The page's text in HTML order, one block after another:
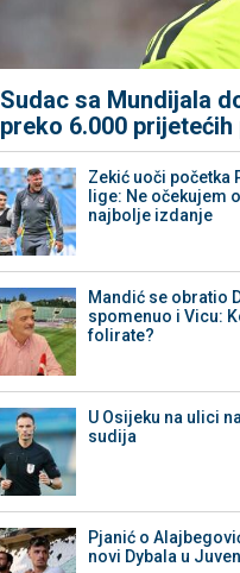
Sudac sa Mundijala
preko 6.000 prijetećih
Zekić uoči početka
lige: Ne očekujem
najbolje izdanje
Mandić se obratio
spomenuo i Vicu:
folirate?
U Osijeku na ulici
sudija
Pjanić o
novi Dybala u